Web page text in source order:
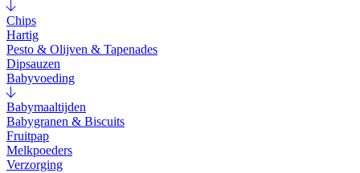
Chips
Hartig
Pesto & Olijven & Tapenades
Dipsauzen
Babyvoeding
Babymaaltijden
Babygranen & Biscuits
Fruitpap
Melkpoeders
Verzorging